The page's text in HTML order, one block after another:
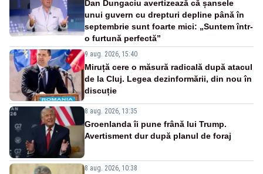
Dan Dungaciu avertizează că șansele
unui guvern cu drepturi depline până în
septembrie sunt foarte mici: „Suntem într-
o furtună perfectă”
9 aug. 2026, 15:40
Miruță cere o măsură radicală după atacul
de la Cluj. Legea dezinformării, din nou în
discuție
8 aug. 2026, 13:35
Groenlanda îi pune frână lui Trump.
Avertisment dur după planul de foraj
8 aug. 2026, 10:38